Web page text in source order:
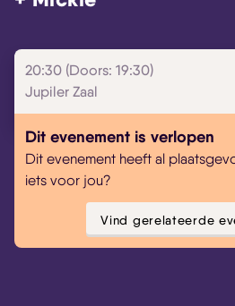
Skip
20:30 (Doors: 19:30)
Jupiler Zaal
Dit evenement is verlopen
Dit evenement heeft al
iets voor jou?
Vind gerelateerde